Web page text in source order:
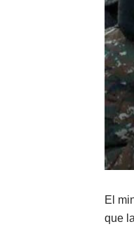
El
que